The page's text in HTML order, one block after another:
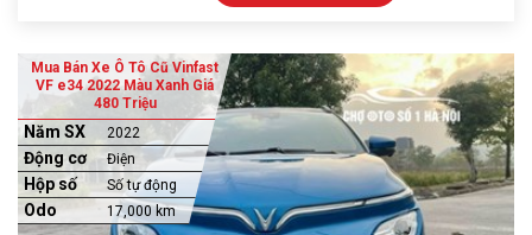
Mua Bán Xe Ô Tô Cũ Vinfast
VF e34 2022 Màu Xanh Giá
480 Triệu
Năm SX 2022
Động cơ Điện
Hộp số Số tự động
Odo 17,000 km